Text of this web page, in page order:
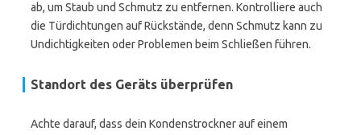
ab, um Staub und Schmutz zu entfernen. Kontrolliere auch
die Türdichtungen auf Rückstände, denn Schmutz kann zu
Undichtigkeiten oder Problemen beim Schließen führen.
Standort des Geräts überprüfen
Achte darauf, dass dein Kondenstrockner auf einem